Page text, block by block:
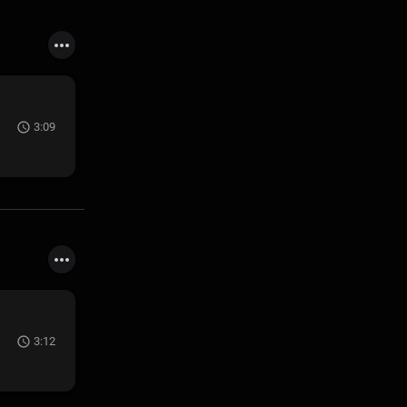
3:09
3:12